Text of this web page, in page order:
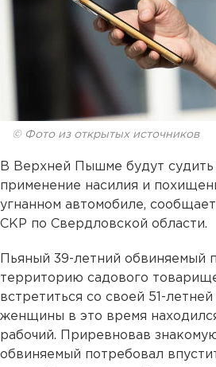
© Фото из открытых источников
В Верхней Пышме будут судить
применение насилия и
угнанном автомобиле,
СКР по Свердловской области.
Пьяный 39-летний обвиняемый
территорию садового
встретиться со своей 51-
женщины в это время
рабочий. Приревновав
обвиняемый потребовал